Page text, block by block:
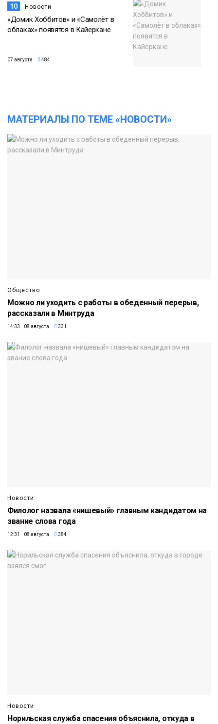
10 Новости
«Домик Хоббитов» и «Самолёт в
облаках» появятся в Кайеркане
07 августа 484
МАТЕРИАЛЫ ПО ТЕМЕ «НОВОСТИ»
Общество
Можно ли уходить с работы в обеденный перерыв,
рассказали в Минтруда
14:33 08 августа 331
Новости
Филолог назвала «нишевый» главным кандидатом на
звание слова года
12:31 08 августа 384
Новости
Норильская служба спасения объяснила, откуда в